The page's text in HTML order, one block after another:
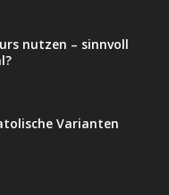
nutzen – sinnvoll
Varianten